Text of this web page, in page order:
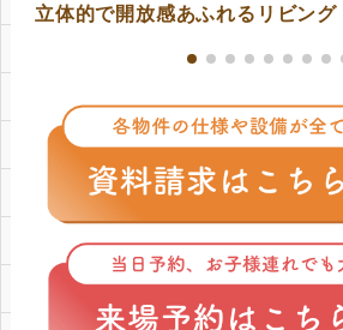
立体的で開放感あふれるリビング